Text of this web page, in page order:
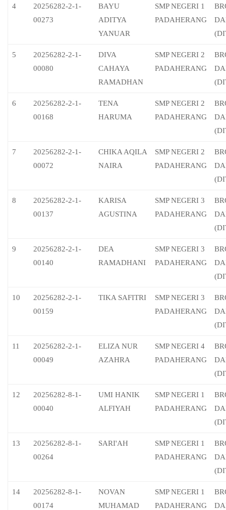
4
20256282-2-1-
00273
BAYU
ADITYA
YANUAR
SMP NEGERI 1
PADAHERANG
5
20256282-2-1-
00080
DIVA
CAHAYA
RAMADHAN
SMP NEGERI 2
PADAHERANG
6
20256282-2-1-
00168
TENA
HARUMA
SMP NEGERI 2
PADAHERANG
7
20256282-2-1-
00072
CHIKA AQILA
NAIRA
SMP NEGERI 2
PADAHERANG
8
20256282-2-1-
00137
KARISA
AGUSTINA
SMP NEGERI 3
PADAHERANG
9
20256282-2-1-
00140
DEA
RAMADHANI
SMP NEGERI 3
PADAHERANG
10
20256282-2-1-
00159
TIKA SAFITRI
SMP NEGERI 3
PADAHERANG
11
20256282-2-1-
00049
ELIZA NUR
AZAHRA
SMP NEGERI 4
PADAHERANG
12
20256282-8-1-
00040
UMI HANIK
ALFIYAH
SMP NEGERI 1
PADAHERANG
13
20256282-8-1-
00264
SARI'AH
SMP NEGERI 1
PADAHERANG
14
20256282-8-1-
00174
NOVAN
MUHAMAD
SMP NEGERI 1
PADAHERANG